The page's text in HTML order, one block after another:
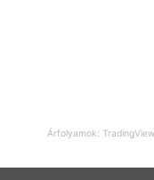
Árfolyamok: TradingView